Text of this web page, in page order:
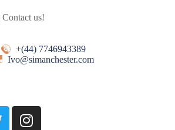
us!
+(44) 7746943389
Ivo@simanchester.com